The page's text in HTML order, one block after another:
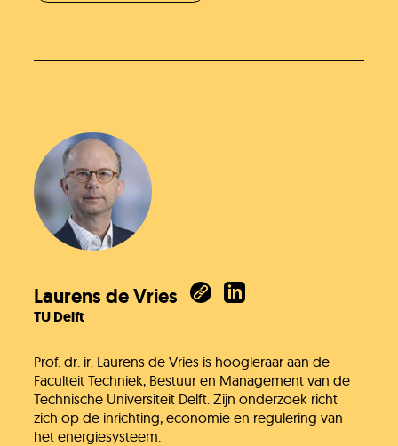
Laurens de Vries
TU Delft
Prof. dr. ir. Laurens de Vries is hoogleraar aan de
Faculteit Techniek, Bestuur en Management van de
Technische Universiteit Delft. Zijn onderzoek richt
zich op de inrichting, economie en regulering van
het energiesysteem.